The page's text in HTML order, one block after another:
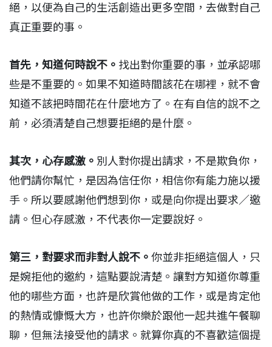
絕，以便為自己的生活創造出更多空間，去做對自己
真正重要的事。
首先，知道何時說不。 找出對你重要的事，並承認哪
些是不重要的。如果不知道時間該花在哪裡，就不會
知道不該把時間花在什麼地方了。在有自信的說不之
前，必須清楚自己想要拒絕的是什麼。
其次，心存感激。 別人對你提出請求，不是欺負你，
他們請你幫忙，是因為信任你，相信你有能力施以援
手。所以要感謝他們想到你，或是向你提出要求／邀
請。但心存感激，不代表你一定要說好。
第三，對要求而非對人說不。 你並非拒絕這個人，只
是婉拒他的邀約，這點要說清楚。讓對方知道你尊重
他的哪些方面，也許是欣賞他做的工作，或是肯定他
的熱情或慷慨大方，也許你樂於跟他一起共進午餐聊
聊，但無法接受他的請求。就算你真的不喜歡這個提